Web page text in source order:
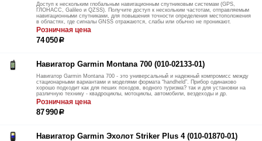
Доступ к нескольким глобальным навигационным спутниковым системам (GPS,
ГЛОНАСС, Galileo и QZSS). Получите доступ к нескольким частотам, отправляемым
навигационными спутниками, для повышения точности определения местоположения
в областях, где сигналы GNSS отражаются, слабы или обычно не проникают.
Розничная цена
74 050р
Навигатор Garmin Montana 700 (010-02133-01)
Навигатор Garmin Montana 700 - это универсальный и надежный компромисс между
стационарными вариантами и моделями формата “handheld”. Прибор одинаково
хорошо подходит как для пеших походов, водного туризма? так и для установки на
различную технику - квадроциклы, мотоциклы, автомобили, вездеходы и др.
Розничная цена
87 990р
Навигатор Garmin Эхолот Striker Plus 4 (010-01870-01)